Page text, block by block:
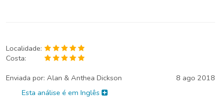
Localidade:
Costa:
Enviada por: Alan & Anthea Dickson
8 ago 2018
Esta análise é em Inglês